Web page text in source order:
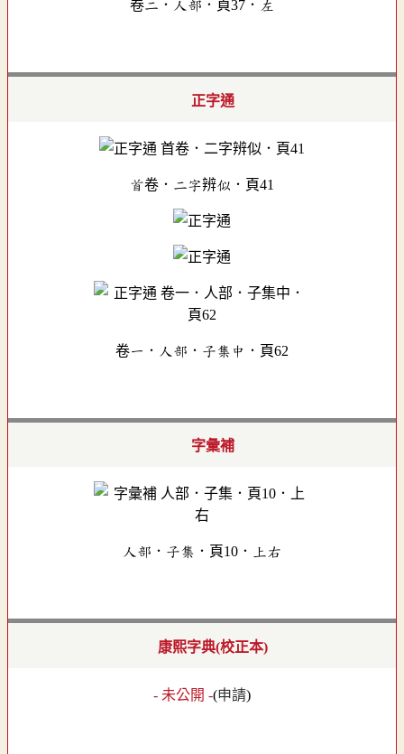
卷二．人部．頁37．左
正字通
首卷．二字辨似．頁41
卷一．人部．子集中．頁62
字彙補
人部．子集．頁10．上右
康熙字典(校正本)
- 未公開 -(申請)